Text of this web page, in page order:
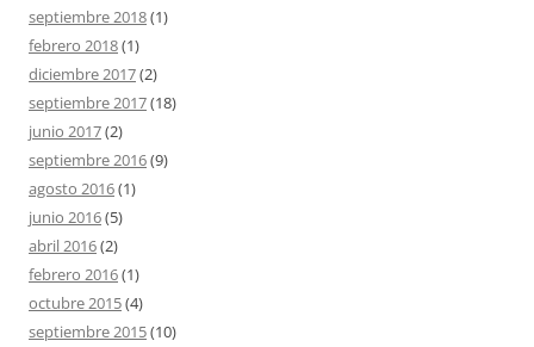
septiembre 2018(1)
febrero 2018(1)
diciembre 2017(2)
septiembre 2017(18)
junio 2017(2)
septiembre 2016(9)
agosto 2016(1)
junio 2016(5)
abril 2016(2)
febrero 2016(1)
octubre 2015(4)
septiembre 2015(10)